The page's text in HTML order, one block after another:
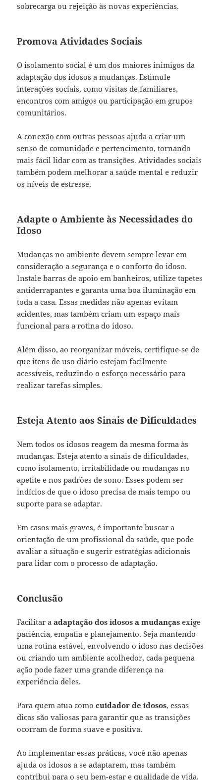
sobrecarga ou rejeição às novas experiências.
Promova Atividades Sociais
O isolamento social é um dos maiores inimigos da
adaptação dos idosos a mudanças. Estimule
interações sociais, como visitas de familiares,
encontros com amigos ou participação em grupos
comunitários.
A conexão com outras pessoas ajuda a criar um
senso de comunidade e pertencimento, tornando
mais fácil lidar com as transições. Atividades sociais
também podem melhorar a saúde mental e reduzir
os níveis de estresse.
Adapte o Ambiente às Necessidades do
Idoso
Mudanças no ambiente devem sempre levar em
consideração a segurança e o conforto do idoso.
Instale barras de apoio em banheiros, utilize tapetes
antiderrapantes e garanta uma boa iluminação em
toda a casa. Essas medidas não apenas evitam
acidentes, mas também criam um espaço mais
funcional para a rotina do idoso.
Além disso, ao reorganizar móveis, certifique-se de
que itens de uso diário estejam facilmente
acessíveis, reduzindo o esforço necessário para
realizar tarefas simples.
Esteja Atento aos Sinais de Dificuldades
Nem todos os idosos reagem da mesma forma às
mudanças. Esteja atento a sinais de dificuldades,
como isolamento, irritabilidade ou mudanças no
apetite e nos padrões de sono. Esses podem ser
indícios de que o idoso precisa de mais tempo ou
suporte para se adaptar.
Em casos mais graves, é importante buscar a
orientação de um profissional da saúde, que pode
avaliar a situação e sugerir estratégias adicionais
para lidar com o processo de adaptação.
Conclusão
Facilitar aadaptação dos idosos a mudanças exige
paciência, empatia e planejamento. Seja mantendo
uma rotina estável, envolvendo o idoso nas decisões
ou criando um ambiente acolhedor, cada pequena
ação pode fazer uma grande diferença na
experiência deles.
Para quem atua comocuidador de idosos, essas
dicas são valiosas para garantir que as transições
ocorram de forma suave e positiva.
Ao implementar essas práticas, você não apenas
ajuda os idosos a se adaptarem, mas também
contribui para o seu bem-estar e qualidade de vida.